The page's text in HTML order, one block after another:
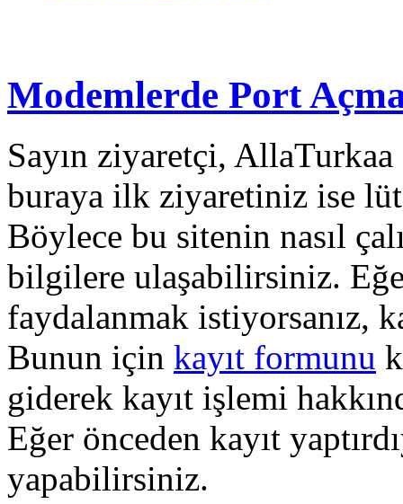
Modemlerde Port
Sayın ziyaretçi,
buraya ilk ziyaretiniz ise
Böylece bu sitenin nasıl
bilgilere ulaşabilirsiniz.
faydalanmak istiyorsanız,
Bunun için kayıt formunu
giderek kayıt işlemi
Eğer önceden kayıt
yapabilirsiniz.